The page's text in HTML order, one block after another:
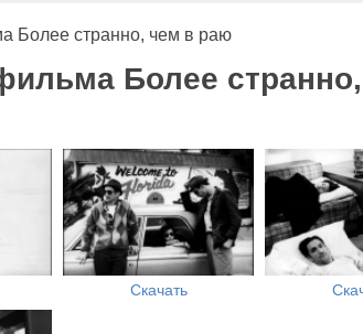
Более странно, чем в раю
Более
Скачать